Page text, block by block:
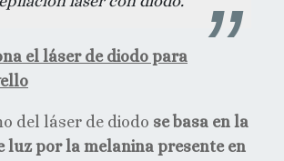
el láser de diodo para
del láser de diodo se basa en la
luz por la melanina presente en